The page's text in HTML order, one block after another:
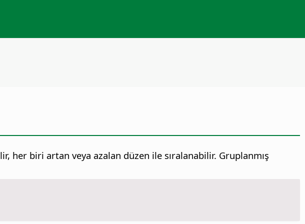
her biri artan veya azalan düzen ile sıralanabilir. Gruplanmış